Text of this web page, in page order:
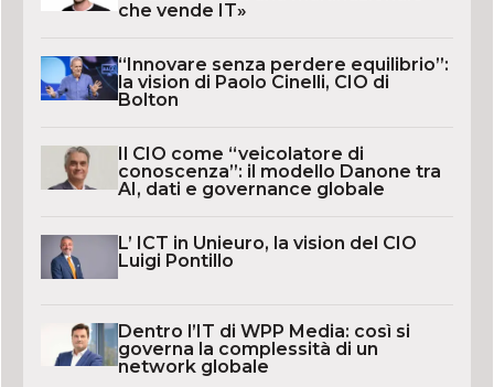
che vende IT»
“Innovare senza perdere equilibrio”:
la vision di Paolo Cinelli, CIO di
Bolton
Il CIO come “veicolatore di
conoscenza”: il modello Danone tra
AI, dati e governance globale
L’ ICT in Unieuro, la vision del CIO
Luigi Pontillo
Dentro l’IT di WPP Media: così si
governa la complessità di un
network globale